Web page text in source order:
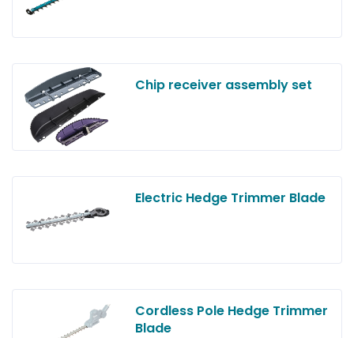
Chip receiver assembly set
Electric Hedge Trimmer Blade
Cordless Pole Hedge Trimmer
Blade